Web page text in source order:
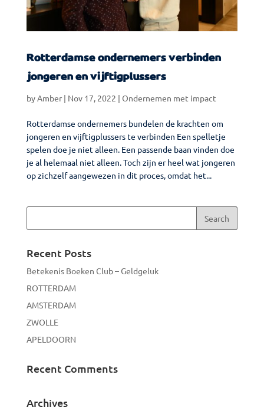
Rotterdamse ondernemers verbinden
jongeren en vijftigplussers
by Amber| Nov 17, 2022 | Ondernemen met impact
Rotterdamse ondernemers bundelen de krachten om
jongeren en vijftigplussers te verbinden Een spelletje
spelen doe je niet alleen. Een passende baan vinden doe
je al helemaal niet alleen. Toch zijn er heel wat jongeren
op zichzelf aangewezen in dit proces, omdat het...
Recent Posts
Betekenis Boeken Club – Geldgeluk
ROTTERDAM
AMSTERDAM
ZWOLLE
APELDOORN
Recent Comments
Archives